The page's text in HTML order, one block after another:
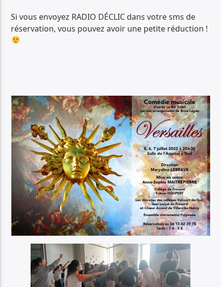
Si vous envoyez RADIO DÉCLIC dans votre sms de
réservation, vous pouvez avoir une petite réduction !